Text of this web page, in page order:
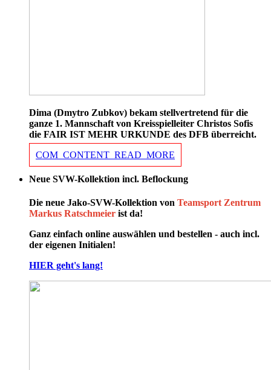
Dima (Dmytro Zubkov) bekam stellvertretend für die
ganze 1. Mannschaft von Kreisspielleiter Christos Sofis
die FAIR IST MEHR URKUNDE des DFB überreicht.
COM_CONTENT_READ_MORE
Neue SVW-Kollektion incl. Beflockung
Die neue Jako-SVW-Kollektion von Teamsport Zentrum
Markus Ratschmeier ist da!
Ganz einfach online auswählen und bestellen - auch incl.
der eigenen Initialen!
HIER geht's lang!